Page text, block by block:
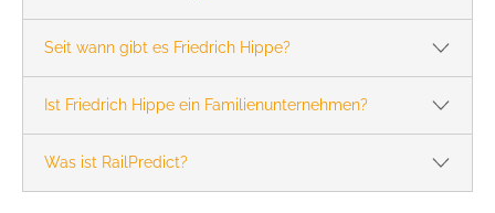
Seit wann gibt es Friedrich Hippe?
Ist Friedrich Hippe ein Familienunternehmen?
Was ist RailPredict?